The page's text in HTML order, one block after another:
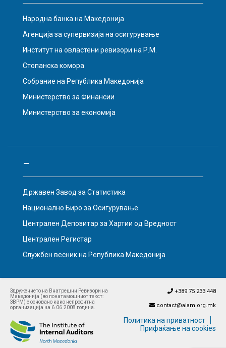
Народна банка на Македонија
Агенција за супервизија на осигурување
Институт на овластени ревизори на Р.М.
Стопанска комора
Собрание на Република Македонија
Министерство за Финансии
Министерство за економија
–
Државен Завод за Статистика
Национално Биро за Осигурување
Централен Депозитар за Хартии од Вредност
Централен Регистар
Службен весник на Република Македонија
Здружението на Внатрешни Ревизори на
Македонија (во понатамошниот текст:
ЗВРМ) е основано како непрофитна
организација на 6.06.2008 година.
+389 75 233 448
contact@aiam.org.mk
Политика на приватност
Прифаќање на cookies